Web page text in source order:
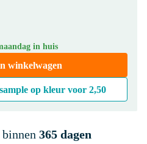
in huis
winkelwagen
op kleur voor 2,50
365 dagen